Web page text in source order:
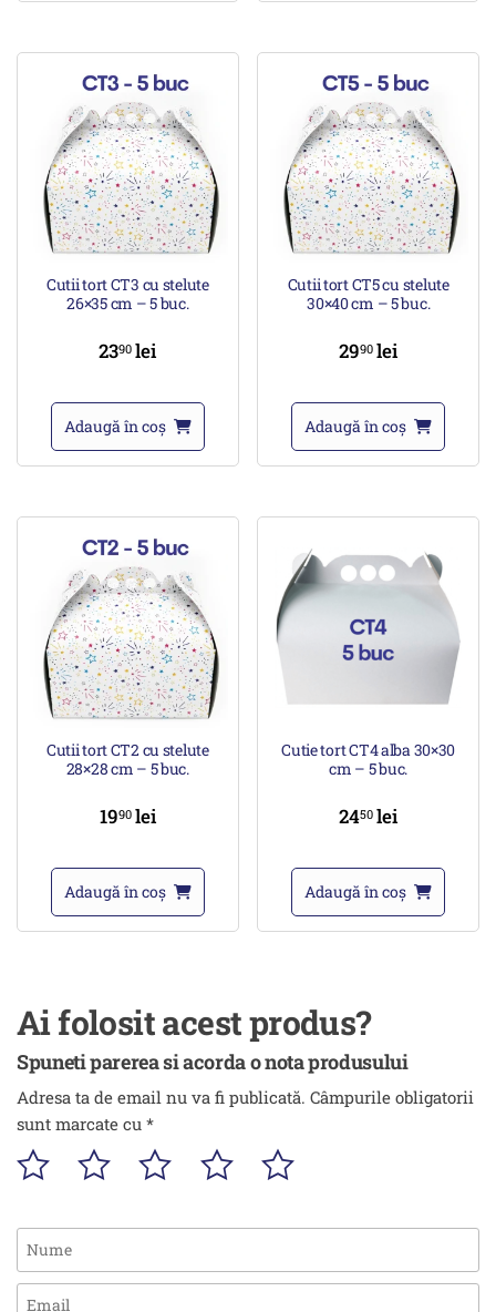
Cutii tort CT3 cu stelute
26×35 cm – 5 buc.
2390lei
Adaugă în coș
Cutii tort CT5 cu stelute
30×40 cm – 5 buc.
2990lei
Adaugă în coș
Cutii tort CT2 cu stelute
28×28 cm – 5 buc.
1990 lei
Adaugă în coș
Cutie tort CT4 alba 30×30
cm – 5 buc.
2450lei
Adaugă în coș
Ai folosit acest produs?
Spuneti parerea si acorda o nota produsului
Adresa ta de email nu va fi publicată. Câmpurile obligatorii
sunt marcate cu *